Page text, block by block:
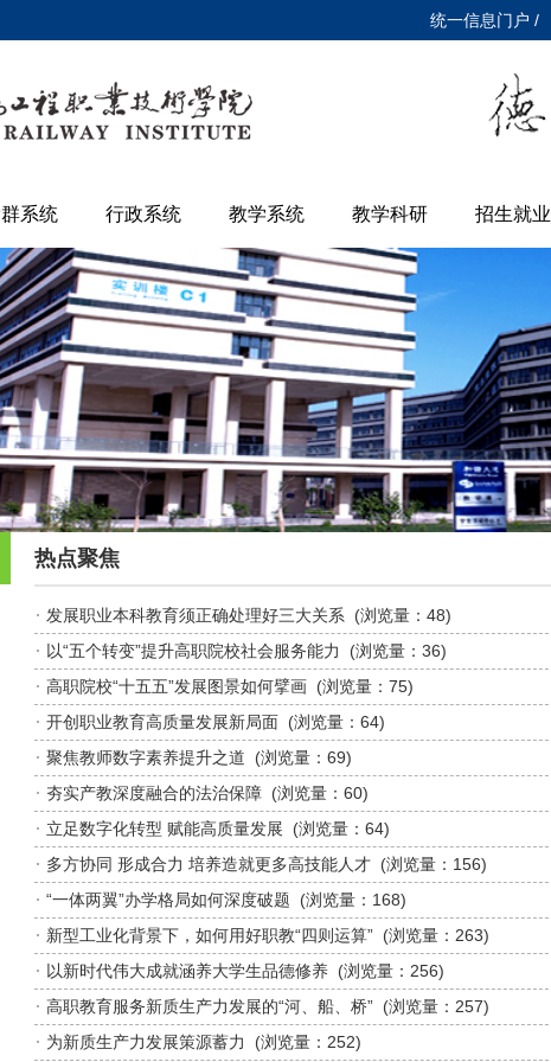
统一信息门户 /
系统 行政系统 教学系统 教学科研 招生就业
热点聚焦
发展职业本科教育须正确处理好三大关系 (浏览量： 48)
以“五个转变”提升高职院校社会服务能力
(浏览量： 36)
高职院校“十五五”发展图景如何擘画 (浏览量： 75)
开创职业教育高质量发展新局面 (浏览量： 64)
聚焦教师数字素养提升之道 (浏览量： 69)
夯实产教深度融合的法治保障 (浏览量： 60)
立足数字化转型 赋能高质量发展 (浏览量： 64)
多方协同 形成合力 培养造就更多高技能人才 (浏览量： 156)
“一体两翼”办学格局如何深度破题 (浏览量： 168)
新型工业化背景下，如何用好职教“四则运算” (浏览量： 263)
以新时代伟大成就涵养大学生品德修养 (浏览量： 256)
高职教育服务新质生产力发展的“河、船、桥” (浏览量： 257)
为新质生产力发展策源蓄力
(浏览量： 252)